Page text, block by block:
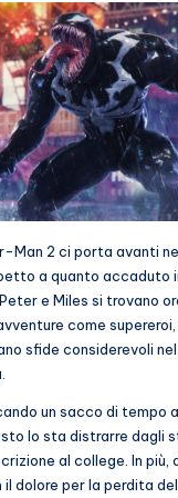
Man 2 ci porta avanti
a quanto accaduto
e Miles si trovano
come
sfide considerevoli
un sacco di tempo
lo sta distrarre dagli
al college. In più,
dolore per la perdita